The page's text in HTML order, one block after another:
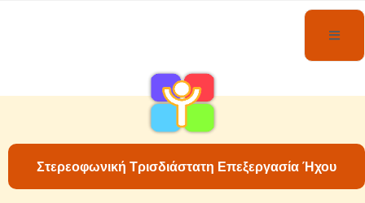
Στερεοφωνική Τρισδιάστατη Επεξεργασία Ήχου